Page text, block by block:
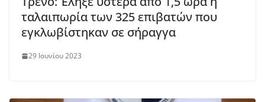
ταλαιπωρία των 325 επιβατών που
εγκλωβίστηκαν σε σήραγγα
29 Ιουνίου 2023